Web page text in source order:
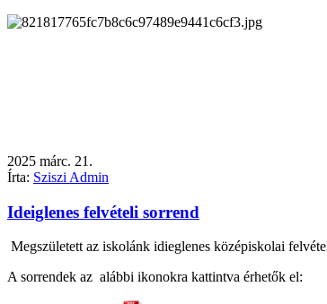
2025 márc. 21.
Írta: Sziszi Admin
Ideiglenes felvételi sorrend
Megszületett az iskolánk idieglenes középiskolai
A sorrendek az alábbi ikonokra kattintva érhetők el: